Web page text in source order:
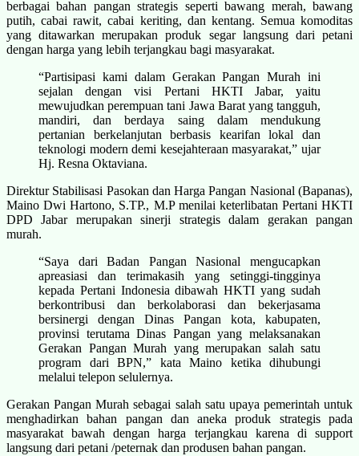
berbagai bahan pangan strategis seperti bawang merah, bawang
putih, cabai rawit, cabai keriting, dan kentang. Semua komoditas
yang ditawarkan merupakan produk segar langsung dari petani
dengan harga yang lebih terjangkau bagi masyarakat.
“Partisipasi kami dalam Gerakan Pangan Murah ini
sejalan dengan visi Pertani HKTI Jabar, yaitu
mewujudkan perempuan tani Jawa Barat yang tangguh,
mandiri, dan berdaya saing dalam mendukung
pertanian berkelanjutan berbasis kearifan lokal dan
teknologi modern demi kesejahteraan masyarakat,” ujar
Hj. Resna Oktaviana.
Direktur Stabilisasi Pasokan dan Harga Pangan Nasional (Bapanas),
Maino Dwi Hartono, S.TP., M.P menilai keterlibatan Pertani HKTI
DPD Jabar merupakan sinerji strategis dalam gerakan pangan
murah.
“Saya dari Badan Pangan Nasional mengucapkan
apreasiasi dan terimakasih yang setinggi-tingginya
kepada Pertani Indonesia dibawah HKTI yang sudah
berkontribusi dan berkolaborasi dan bekerjasama
bersinergi dengan Dinas Pangan kota, kabupaten,
provinsi terutama Dinas Pangan yang melaksanakan
Gerakan Pangan Murah yang merupakan salah satu
program dari BPN,” kata Maino ketika dihubungi
melalui telepon selulernya.
Gerakan Pangan Murah sebagai salah satu upaya pemerintah untuk
menghadirkan bahan pangan dan aneka produk strategis pada
masyarakat bawah dengan harga terjangkau karena di support
langsung dari petani /peternak dan produsen bahan pangan.